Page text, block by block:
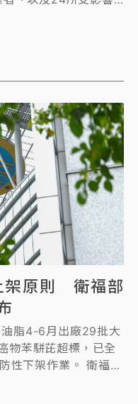
防性下架。台北市衛
場次，並導入每月隨
架原則 衛福部
油脂4-6月出廠29批大
物苯駢芘超標，已全
架作業。 衛福部
公噸，截至今天上午
重複為50個品項受